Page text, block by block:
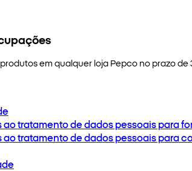
em qualquer loja Pepco no prazo de
tratamento de dados pessoais para
tratamento de dados pessoais para